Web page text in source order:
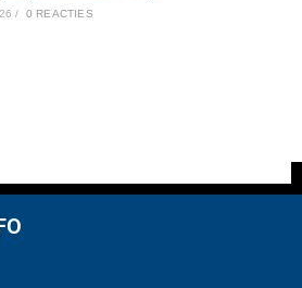
/ 0 REACTIES